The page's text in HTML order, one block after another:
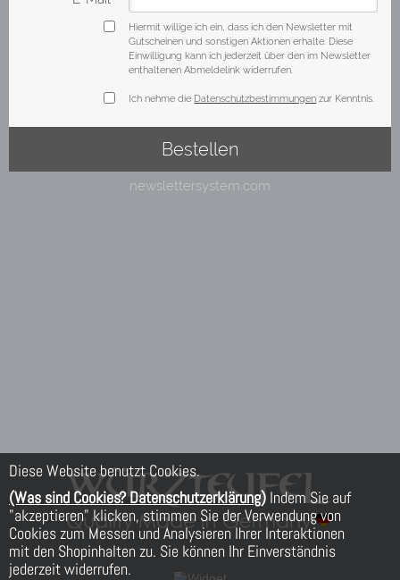
Diese Website benutzt Cookies.
(Was sind Cookies? Datenschutzerklärung) Indem Sie auf
"akzeptieren" klicken, stimmen Sie der Verwendung von
Cookies zum Messen und Analysieren Ihrer Interaktionen
mit den Shopinhalten zu. Sie können Ihr Einverständnis
jederzeit widerrufen.